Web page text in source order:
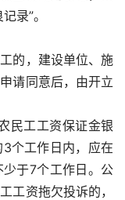
录”。
的，建设单位、施
请同意后，由开立
民工工资保证金银
个工作日内，应在
于7个工作日。公
工资拖欠投诉的，